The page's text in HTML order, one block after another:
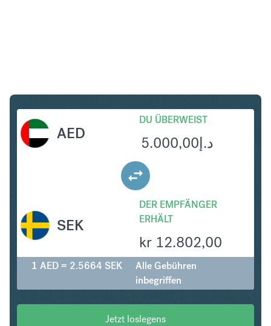
AED
DU ÜBERWEIST
د.إ5.000,00
DER EMPFÄNGER
ERHÄLT
kr 12.802,00
SEK
1 AED = 2.5664 SEK
Alle Gebühren
inbegriffen
Jetzt loslegens